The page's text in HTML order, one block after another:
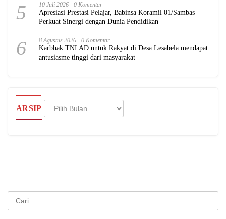
5 10 Juli 2026 0 Komentar
Apresiasi Prestasi Pelajar, Babinsa Koramil 01/Sambas
Perkuat Sinergi dengan Dunia Pendidikan
6 8 Agustus 2026 0 Komentar
Karbhak TNI AD untuk Rakyat di Desa Lesabela mendapat
antusiasme tinggi dari masyarakat
ARSIP
Arsip